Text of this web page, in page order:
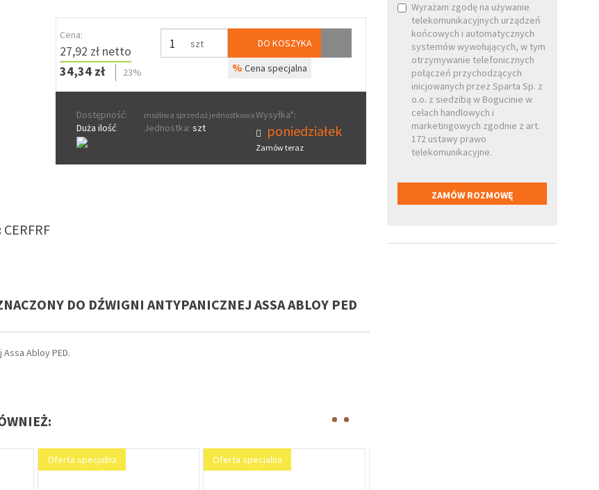
Cena:
27,92 zł netto
34,34 zł
23%
szt DO KOSZYKA
% Cena specjalna
Dostępność:
Duża ilość
możliwa sprzedaż jednostkowa
Jednostka: szt
Wysyłka*:
poniedziałek
Zamów teraz
CERFRF
DO DŹWIGNI ANTYPANICZNEJ ASSA ABLOY PED
Abloy PED.
Oferta specjalna Oferta specjalna
Wyrażam zgodę na używanie
telekomunikacyjnych urządzeń
końcowych i automatycznych
systemów wywołujących, w tym
otrzymywanie telefonicznych
połączeń przychodzących
inicjowanych przez Sparta Sp. z
o.o. z siedzibą w Bogucinie w
celach handlowych i
marketingowych zgodnie z art.
172 ustawy prawo
telekomunikacyjne.